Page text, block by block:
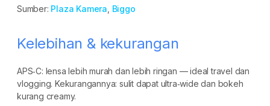
Sumber: Plaza Kamera Biggo
Kelebihan & kekurangan
APS‑C: lensa lebih murah dan lebih ringan — ideal travel dan
vlogging. Kekurangannya: sulit dapat ultra‑wide dan bokeh
kurang creamy.